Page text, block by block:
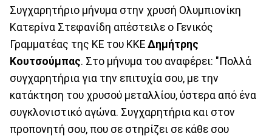
Συγχαρητήριο μήνυμα στην χρυσή Ολυμπιονίκη
Κατερίνα Στεφανίδη απέστειλε ο Γενικός
Γραμματέας της ΚΕ του ΚΚΕ Δημήτρης
Κουτσούμπας. Στο μήνυμα του αναφέρει: "Πολλά
συγχαρητήρια για την επιτυχία σου, με την
κατάκτηση του χρυσού μεταλλίου, ύστερα από ένα
συγκλονιστικό αγώνα. Συγχαρητήρια και στον
προπονητή σου, που σε στηρίζει σε κάθε σου